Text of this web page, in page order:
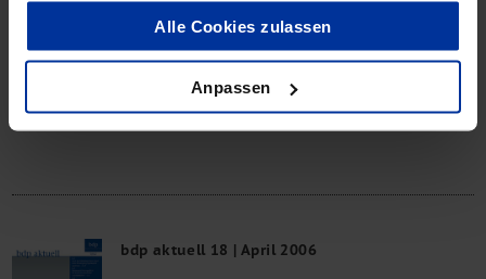
Alle Cookies zulassen
Anpassen
bdp aktuell 19 | Mai 2006
Neuer Treibstoff: M&A
PDF-Download
bdp aktuell 18 | April 2006